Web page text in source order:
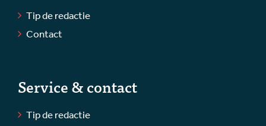
Tip de redactie
Contact
Service & contact
Tip de redactie